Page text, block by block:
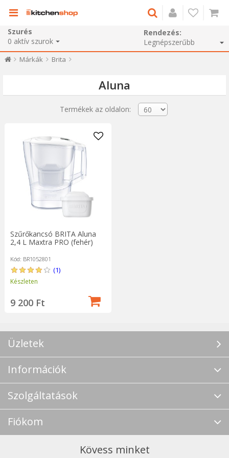
Szurés
0 aktív szurok
Rendezés:
Márkák Brita
Aluna
Termékek az oldalon:
Szűrőkancsó BRITA Aluna
2,4 L Maxtra PRO (fehér)
Kód: BR1052801
(1)
Készleten
9 200 Ft
Üzletek
Információk
Szolgáltatások
Fiókom
Kövess minket